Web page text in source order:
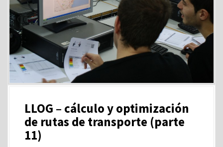
LLOG – cálculo y optimización
de rutas de transporte (parte
11)